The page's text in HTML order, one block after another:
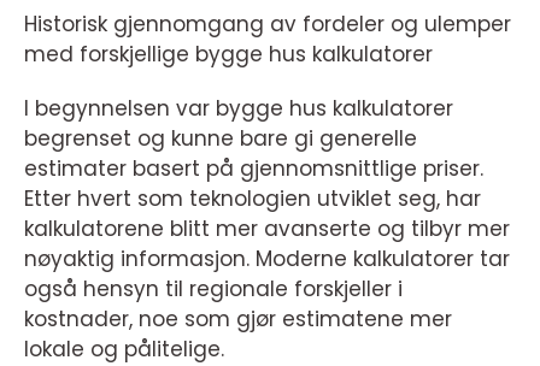
Historisk gjennomgang av fordeler og ulemper
med forskjellige bygge hus kalkulatorer
I begynnelsen var bygge hus kalkulatorer
begrenset og kunne bare gi generelle
estimater basert på gjennomsnittlige priser.
Etter hvert som teknologien utviklet seg, har
kalkulatorene blitt mer avanserte og tilbyr mer
nøyaktig informasjon. Moderne kalkulatorer tar
også hensyn til regionale forskjeller i
kostnader, noe som gjør estimatene mer
lokale og pålitelige.